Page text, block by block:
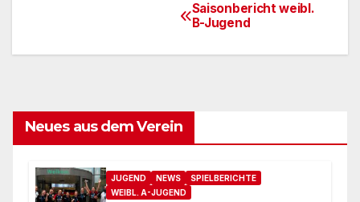
Beitragsnavigation
Saisonbericht weibl.
B-Jugend
Neues aus dem Verein
JUGEND NEWS
SPIELBERICHTE
WEIBL. A-JUGEND